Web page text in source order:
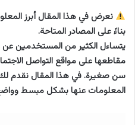
نعرض في هذا المقال أبرز
بناءً على المصادر المتاحة.
يتساءل الكثير من المستخدمين عن
مقاطعها على مواقع التواصل
سن صغيرة. في هذا المقال نقدم لك
المعلومات عنها بشكل مبسط